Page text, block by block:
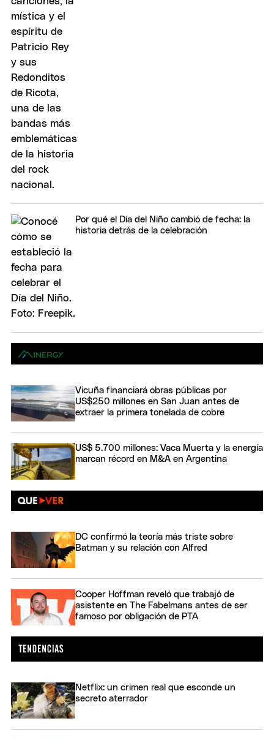
Por qué el Día del Niño cambió de fecha: la
historia detrás de la celebración
Vicuña financiará obras públicas por
US$250 millones en San Juan antes de
extraer la primera tonelada de cobre
US$ 5.700 millones: Vaca Muerta y la energía
marcan récord en M&A en Argentina
DC confirmó la teoría más triste sobre
Batman y su relación con Alfred
Cooper Hoffman reveló que trabajó de
asistente en The Fabelmans antes de ser
famoso por obligación de PTA
Netflix: un crimen real que esconde un
secreto aterrador